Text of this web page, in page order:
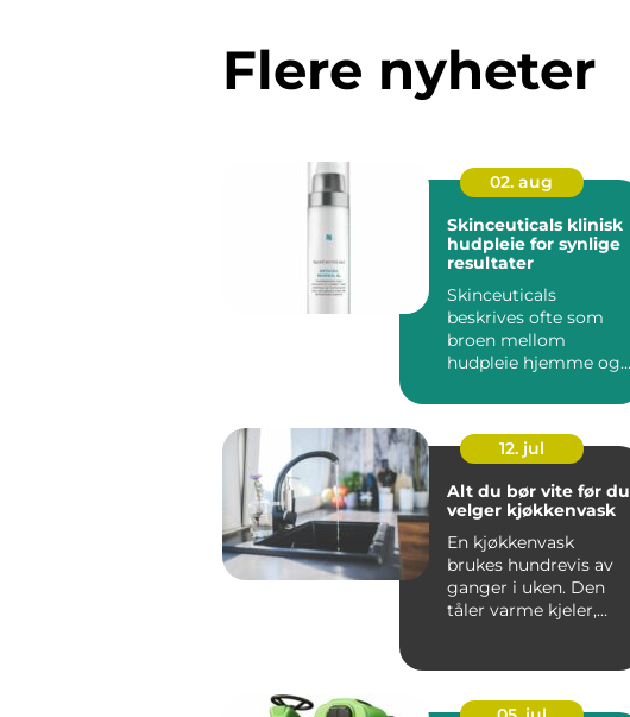
Flere nyheter
02. aug
Skinceuticals klinisk
hudpleie for synlige
resultater
Skinceuticals
beskrives ofte som
broen mellom
hudpleie hjemme og
Serien er ut...
12. jul
Alt du bør vite før du
velger kjøkkenvask
En kjøkkenvask
brukes hundrevis av
ganger i uken. Den
tåler varme kjeler,